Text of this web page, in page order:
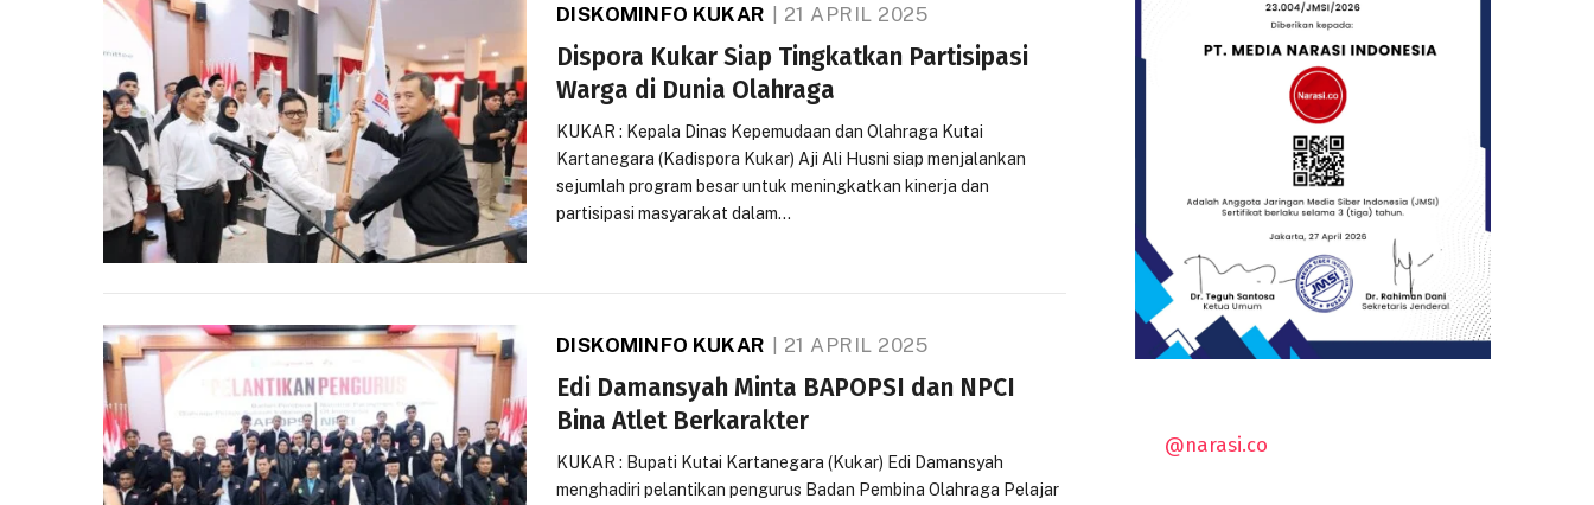
DISKOMINFO KUKAR 21 APRIL 2025
Dispora Kukar Siap Tingkatkan Partisipasi
Warga di Dunia Olahraga
KUKAR : Kepala Dinas Kepemudaan dan Olahraga Kutai
Kartanegara (Kadispora Kukar) Aji Ali Husni siap menjalankan
sejumlah program besar untuk meningkatkan kinerja dan
partisipasi masyarakat dalam…
DISKOMINFO KUKAR 21 APRIL 2025
Edi Damansyah Minta BAPOPSI dan NPCI
Bina Atlet Berkarakter
KUKAR : Bupati Kutai Kartanegara (Kukar) Edi Damansyah
menghadiri pelantikan pengurus Badan Pembina Olahraga Pelajar
@narasi.co